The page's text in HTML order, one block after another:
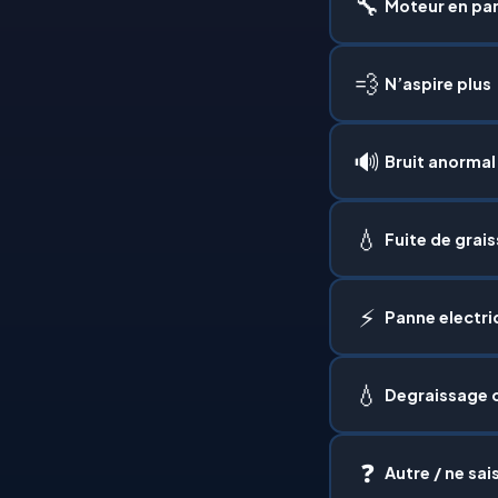
Moteur en
💨 N’aspire plus
🔊 Bruit anormal
💧 Fuite de
⚡ Panne
💧 Degraissage
❓ Autre / ne